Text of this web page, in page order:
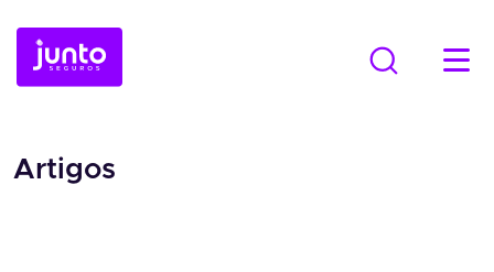
Artigos